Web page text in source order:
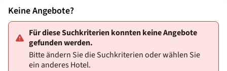
Keine Angebote?
Für diese Suchkriterien konnten keine Angebote
gefunden werden.
Bitte ändern Sie die Suchkriterien oder wählen Sie
ein anderes Hotel.